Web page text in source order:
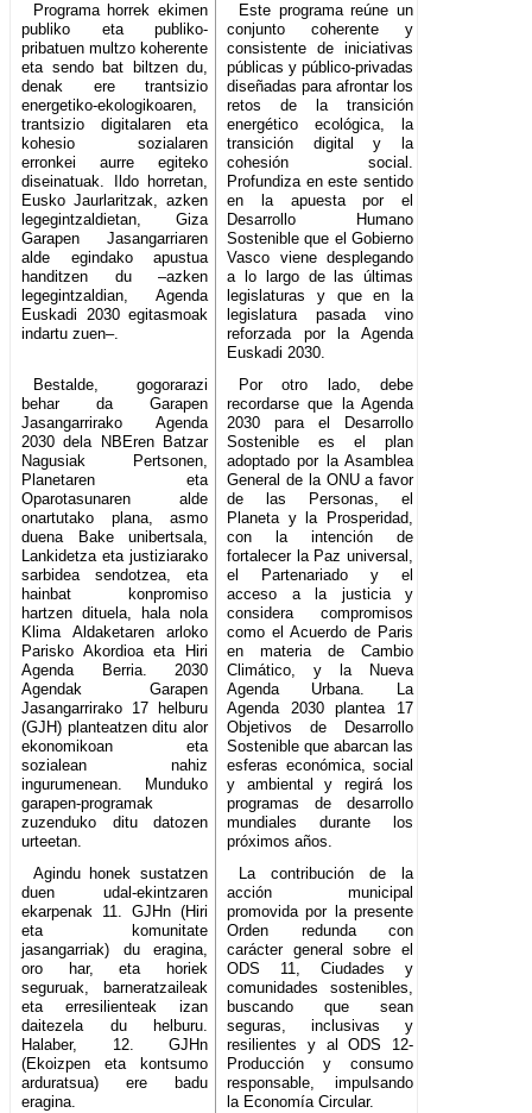
Programa horrek ekimen
publiko eta publiko-
pribatuen multzo koherente
eta sendo bat biltzen du,
denak ere trantsizio
energetiko-ekologikoaren,
trantsizio digitalaren eta
kohesio sozialaren
erronkei aurre egiteko
diseinatuak. Ildo horretan,
Eusko Jaurlaritzak, azken
legegintzaldietan, Giza
Garapen Jasangarriaren
alde egindako apustua
handitzen du –azken
legegintzaldian, Agenda
Euskadi 2030 egitasmoak
indartu zuen–.
Este programa reúne un
conjunto coherente y
consistente de iniciativas
públicas y público-privadas
diseñadas para afrontar los
retos de la transición
energético ecológica, la
transición digital y la
cohesión social.
Profundiza en este sentido
en la apuesta por el
Desarrollo Humano
Sostenible que el Gobierno
Vasco viene desplegando
a lo largo de las últimas
legislaturas y que en la
legislatura pasada vino
reforzada por la Agenda
Euskadi 2030.
Bestalde, gogorarazi
behar da Garapen
Jasangarrirako Agenda
2030 dela NBEren Batzar
Nagusiak Pertsonen,
Planetaren eta
Oparotasunaren alde
onartutako plana, asmo
duena Bake unibertsala,
Lankidetza eta justiziarako
sarbidea sendotzea, eta
hainbat konpromiso
hartzen dituela, hala nola
Klima Aldaketaren arloko
Parisko Akordioa eta Hiri
Agenda Berria. 2030
Agendak Garapen
Jasangarrirako 17 helburu
(GJH) planteatzen ditu alor
ekonomikoan eta
sozialean nahiz
ingurumenean. Munduko
garapen-programak
zuzenduko ditu datozen
urteetan.
Por otro lado, debe
recordarse que la Agenda
2030 para el Desarrollo
Sostenible es el plan
adoptado por la Asamblea
General de la ONU a favor
de las Personas, el
Planeta y la Prosperidad,
con la intención de
fortalecer la Paz universal,
el Partenariado y el
acceso a la justicia y
considera compromisos
como el Acuerdo de Paris
en materia de Cambio
Climático, y la Nueva
Agenda Urbana. La
Agenda 2030 plantea 17
Objetivos de Desarrollo
Sostenible que abarcan las
esferas económica, social
y ambiental y regirá los
programas de desarrollo
mundiales durante los
próximos años.
Agindu honek sustatzen
duen udal-ekintzaren
ekarpenak 11. GJHn (Hiri
eta komunitate
jasangarriak) du eragina,
oro har, eta horiek
seguruak, barneratzaileak
eta erresilienteak izan
daitezela du helburu.
Halaber, 12. GJHn
(Ekoizpen eta kontsumo
arduratsua) ere badu
eragina.
La contribución de la
acción municipal
promovida por la presente
Orden redunda con
carácter general sobre el
ODS 11, Ciudades y
comunidades sostenibles,
buscando que sean
seguras, inclusivas y
resilientes y al ODS 12-
Producción y consumo
responsable, impulsando
la Economía Circular.